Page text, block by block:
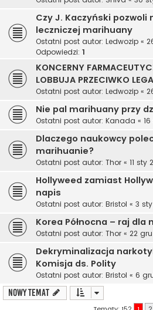
Czy J. Kaczyński pozwoli
leczniczej marihuany
Ostatni post autor: Ledwozip «
Odpowiedzi: 1
KONCERNY
LOBBUJA PRZECIWKO
Ostatni post autor: Ledwozip «
Nie pal marihuany przy
Ostatni post autor: Kanada «
Dlaczego naukowcy
marihuanie?
Ostatni post autor: Thor « 11 sty
Hollyweed zamiast
napis
Ostatni post autor: Bristol « 3 sty
Korea Północna – raj dla
Ostatni post autor: Thor « 22 gru
Dekryminalizacja
Komisja ds. Polity
Ostatni post autor: Bristol « 6
NOWY TEMAT